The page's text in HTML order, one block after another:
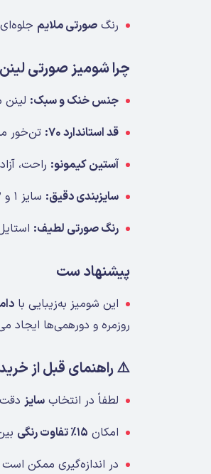
رنگ صورتی ملایم
چرا شومیز صورتی
جنس خنک و سبک: لینن
قد استاندارد ۷۰:
تن‌خور
آستین کیمونو: راحت،
سایزبندی دقیق: سایز ۱ و ۲ برای تناسب بهتر
رنگ صورتی لطیف:
پیشنهاد ست
این شومیز به‌زیبایی با
روزمره و دورهمی‌ها ایجاد
⚠️ راهنمای قبل از
لطفاً در انتخاب سایز دقت
امکان ۱۵٪ تفاوت رنگی
در اندازه‌گیری ممکن است